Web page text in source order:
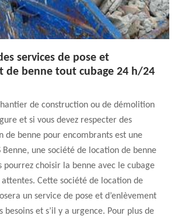
services de pose et
de benne tout cubage 24 h/24
de construction ou de démolition
et si vous devez respecter des
de benne pour encombrants est une
Benne, une société de location de benne
pourrez choisir la benne avec le cubage
Cette société de location de
un service de pose et d’enlèvement
besoins et s’il y a urgence. Pour plus de